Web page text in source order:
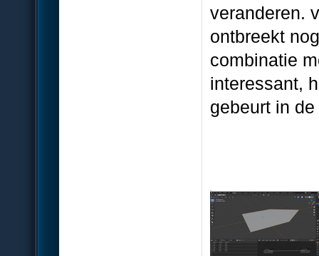
veranderen.
ontbreekt
combinatie
interessant,
gebeurt in